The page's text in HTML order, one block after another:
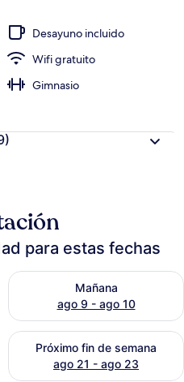
Bar junto a la alberca
Desayuno incluido
Wifi gratuito
Gimnasio
para estas fechas
ago 8 - ago 9
Mañana
ago 9 - ago 10
Consulta la disponibilidad
fin de semana ago 14 -
Próximo fin de semana
ago 21 - ago 23
Consulta la disponibilidad